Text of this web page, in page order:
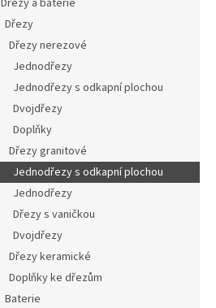
Dřezy a baterie
Dřezy
Dřezy nerezové
Jednodřezy
Jednodřezy s odkapní plochou
Dvojdřezy
Doplňky
Dřezy granitové
Jednodřezy s odkapní plochou
Jednodřezy
Dřezy s vaničkou
Dvojdřezy
Dřezy keramické
Doplňky ke dřezům
Baterie